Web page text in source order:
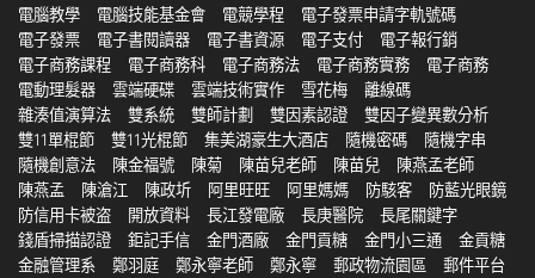
電腦教學
電腦技能基金會 電競學程
電子發票申請字軌號碼
電子發票
電子書閱讀器 電子書資源 電子支付
電子報行銷
電子商務課程
電子商務科 電子商務法 電子商務實務
電子商務
電動理髮器
雲端硬碟 雲端技術實作 雪花梅
離線碼
雜湊值演算法
雙系統 雙師計劃 雙因素認證
雙因子變異數分析
雙11單棍節
雙11光棍節 集美湖豪生大酒店 隨機密碼
隨機字串
隨機創意法
陳金福號 陳菊 陳苗兒老師 陳苗兒
陳燕孟老師
陳燕孟
陳滄江 陳政圻 阿里旺旺 阿里媽媽 防駭客
防藍光眼鏡
防信用卡被盗
開放資料 長江發電廠 長庚醫院
長尾關鍵字
錢盾掃描認證
鉅記手信 金門酒廠 金門貢糖 金門小三通
金貢糖
金融管理系
鄭羽庭 鄭永寧老師 鄭永寧 郵政物流園區 郵件平台